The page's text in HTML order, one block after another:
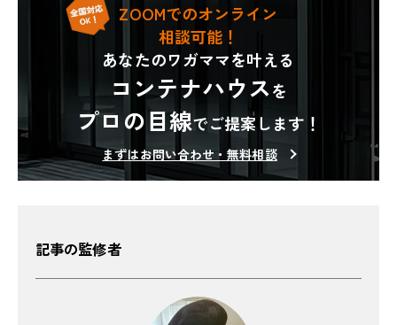
ZOOMでのオンライン
相談可能！
あなたのワガママを叶える
コンテナハウスを
プロの目線でご提案します！
まずはお問い合わせ・無料相談
記事の監修者